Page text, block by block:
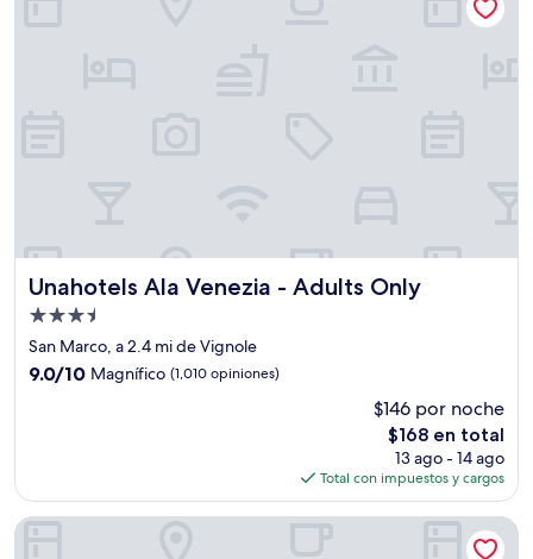
Unahotels Ala Venezia - Adults Only
Unahotels Ala Venezia - Adults Only
Propiedad
de
3.5
San Marco, a 2.4 mi de Vignole
9.0
9.0/10 Magnífico (1,010 opiniones)
$146 por noche
El
precio
actual
es
de
$168 en total
13 ago - 14 ago
Total con impuestos y cargos
Kette Hotel